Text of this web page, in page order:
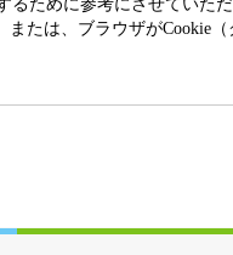
ために参考にさせていた
たは、ブラウザがCookie